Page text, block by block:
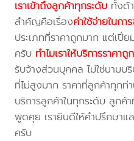
เราเข้าถึงลูกค้าทุกระดับ ทั้งด้
สำคัญคือเรื่องค่าใช้จ่ายในก
ประเภทที่ราคาถูกมาก แต่เ
ครับ ทำไมเราให้บริการราคาถู
รับจ้างส่วนบุคคล ไม่ใช่นามบ
ที่ไม่สูงมาก ราคาที่ลูกค้าทุกท่
บริการลูกค้าในทุกระดับ ลูกค้
พูดคุย เรายินดีให้คำปรึกษาแ
ครับ